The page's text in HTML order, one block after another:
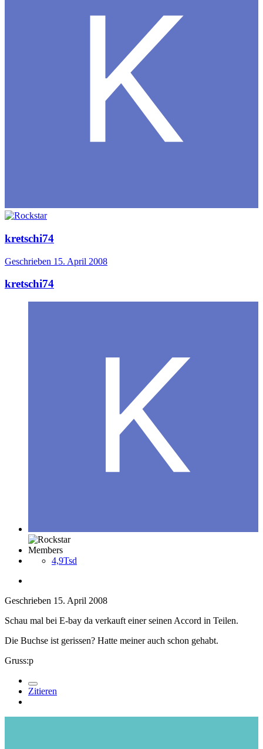
kretschi74
Geschrieben 15. April 2008
kretschi74
Members
4,9Tsd
Geschrieben 15. April 2008
Schau mal bei E-bay da verkauft einer seinen Accord in Teilen.
Die Buchse ist gerissen? Hatte meiner auch schon gehabt.
Gruss:p
Zitieren